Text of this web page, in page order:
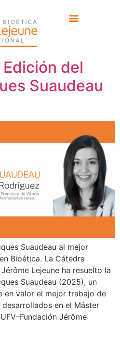
diciembre
del
Suaudeau
Suaudeau al mejor
Bioética. La Cátedra
Lejeune ha resuelto la
Suaudeau (2025), un
en valor el mejor trabajo de
en el Máster
Jérôme